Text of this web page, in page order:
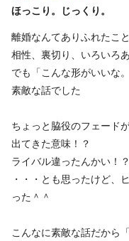
ほっこり。じっくり。
離婚なんてありふれたこ
相性、裏切り、いろいろ
でも「こんな形がいいな
素敵な話でした
ちょっと脇役のフェード
出てきた意味！？
ライバル違ったんかい！？
・・・とも思ったけど、
った＾＾
こんなに素敵な話だから